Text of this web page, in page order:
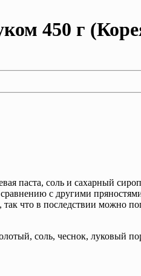
450 г
паста, соль и сахарный
с другими
что в последствии можно
соль, чеснок, луковый